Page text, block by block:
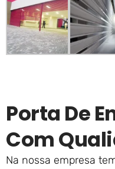
Porta De
Com
Na nossa empresa